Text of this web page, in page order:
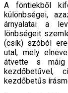
A föntiekből
különbségei,
árnyalatai a
lönbségeit
(csík) szóból
utal, mely
átvette s máig
kezdőbetűvel,
kezdőbetűs